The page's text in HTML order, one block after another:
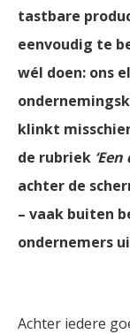
tastbare
eenvoudig te
wél doen: ons
klinkt
de rubriek
achter de
– vaak buiten
ondernemers
Achter iedere